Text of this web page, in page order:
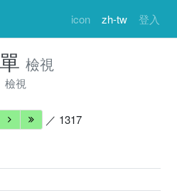
icon zh-tw 登入
檢視
檢視
／ 1317